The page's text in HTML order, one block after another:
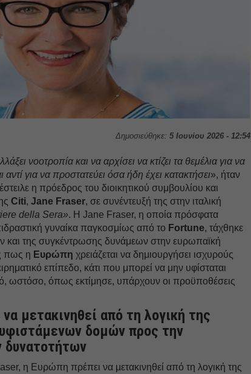
Δημοσιεύθηκε: 5 Ιουνίου 2026 - 12:54
νοοτροπία και να αρχίσει να κτίζει τα θεμέλια για να
αντί για να προστατεύει όσα ήδη έχει κατακτήσει», ήταν
η πρόεδρος του διοικητικού συμβουλίου και
Citi,Jane Fraser, σε συνέντευξή της στην ιταλική
della Sera». Η Jane Fraser, η οποία πρόσφατα
γυναίκα παγκοσμίως από το Fortune, τάχθηκε
της συγκέντρωσης δυνάμεων στην ευρωπαϊκή
πως η Ευρώπη χρειάζεται να δημιουργήσει ισχυρούς
επίπεδο, κάτι που μπορεί να μην υφίσταται
ωστόσο, όπως εκτίμησε, υπάρχουν οι προϋποθέσεις
μετακινηθεί από τη λογική της
δομών προς την
δυνατοτήτων
η Ευρώπη πρέπει να μετακινηθεί από τη λογική της